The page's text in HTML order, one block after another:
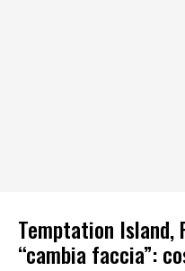
Temptation Island,
“cambia faccia”: